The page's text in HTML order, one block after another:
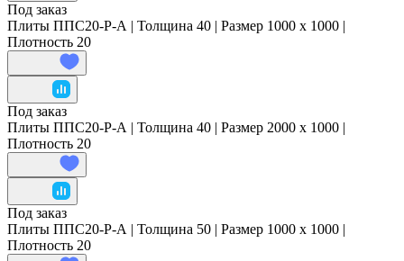
Под заказ
Плиты ППС20-Р-А | Толщина 40 | Размер 1000 x 1000 |
Плотность 20
Под заказ
Плиты ППС20-Р-А | Толщина 40 | Размер 2000 x 1000 |
Плотность 20
Под заказ
Плиты ППС20-Р-А | Толщина 50 | Размер 1000 x 1000 |
Плотность 20